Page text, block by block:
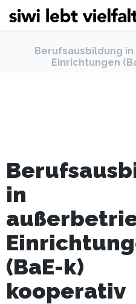
Berufsausbildung
Einrichtungen
in
(BaE-k)
kooperativ